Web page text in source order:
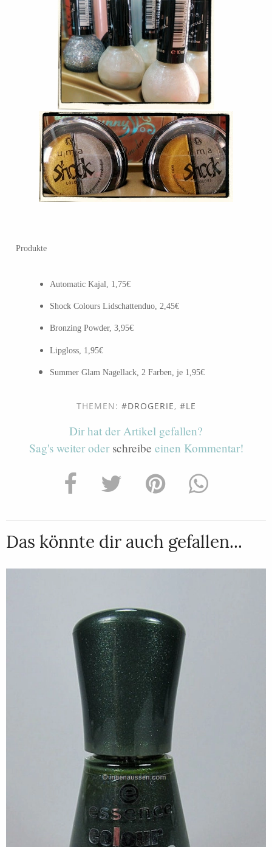
Produkte
Automatic Kajal, 1,75€
Shock Colours Lidschattenduo, 2,45€
Bronzing Powder, 3,95€
Lipgloss, 1,95€
Summer Glam Nagellack, 2 Farben, je 1,95€
THEMEN: DROGERIE, LE
Dir hat der Artikel gefallen?
Sag's weiter oder schreibe einen Kommentar!
Das könnte dir auch gefallen...